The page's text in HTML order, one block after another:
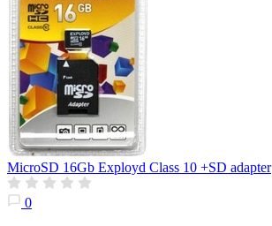
MicroSD 16Gb Exployd Class 10 +SD adapter
0